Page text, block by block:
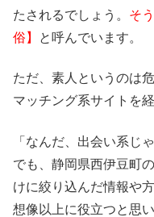
たされるでしょう。 そ
俗】
と呼んでいます。
ただ、素人というのは
マッチング系サイトを
「なんだ、出会い系じ
でも、静岡県西伊豆町
けに絞り込んだ情報や
想像以上に役立つと思い